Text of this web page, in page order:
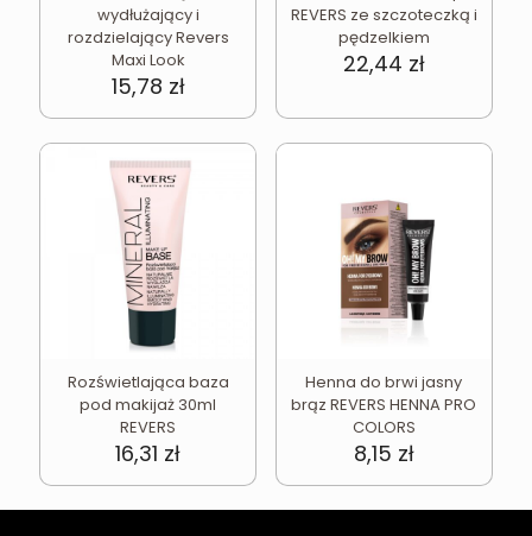
wydłużający i
rozdzielający Revers
Maxi Look
15,78 zł
REVERS ze szczoteczką i
pędzelkiem
22,44 zł
Rozświetlająca baza
pod makijaż 30ml
REVERS
16,31 zł
Henna do brwi jasny
brąz REVERS HENNA PRO
COLORS
8,15 zł